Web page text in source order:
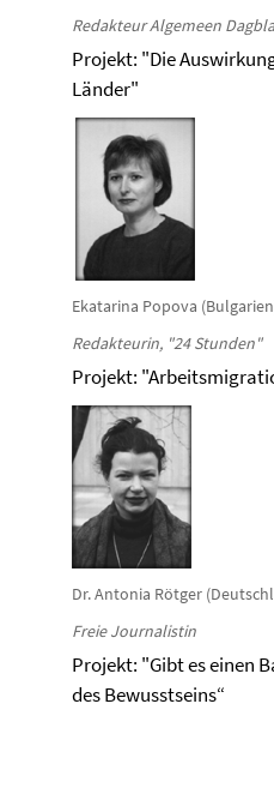
Redakteur Algemeen
Projekt: "Die
Länder"
Ekatarina Popova
Redakteurin, "24 Stunden"
Projekt:
Dr. Antonia Rötger
Freie Journalistin
Projekt: "Gibt es einen
des Bewusstseins“